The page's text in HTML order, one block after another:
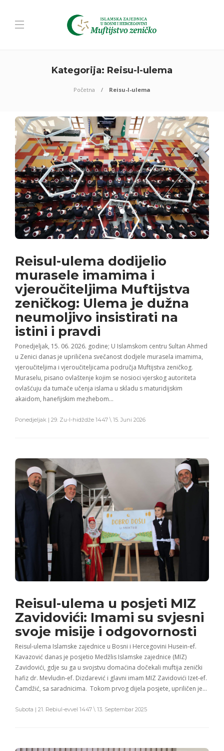
Kategorija: Reisu-l-ulema
Početna Reisu-l-ulema
Reisul-ulema dodijelio
murasele imamima i
vjeroučiteljima Muftijstva
zeničkog: Ulema je dužna
neumoljivo insistirati na
istini i pravdi
Ponedjeljak, 15. 06. 2026. godine; U Islamskom centru Sultan Ahmed
u Zenici danas je upriličena svečanost dodjele murasela imamima,
vjeroučiteljima i vjeroučiteljicama područja Muftijstva zeničkog.
Muraselu, pisano ovlaštenje kojim se nosioci vjerskog autoriteta
ovlašćuju da tumače učenja islama u skladu s maturidijskim
akaidom, hanefijskim mezhebom…
Ponedjeljak | 29. Zu-l-hidždže 1447 \ 15. Juni 2026
Reisul-ulema u posjeti MIZ
Zavidovići: Imami su svjesni
svoje misije i odgovornosti
Reisul-ulema Islamske zajednice u Bosni i Hercegovini Husein-ef.
Kavazović danas je posjetio Medžlis Islamske zajednice (MIZ)
Zavidovići, gdje su ga u svojstvu domaćina dočekali muftija zenički
hafiz dr. Mevludin-ef. Dizdarević i glavni imam MIZ Zavidovići Izet-ef.
Čamdžić, sa saradnicima. Tokom prvog dijela posjete, upriličen je…
Subota | 21. Rebiul-evvel 1447 \ 13. Septembar 2025